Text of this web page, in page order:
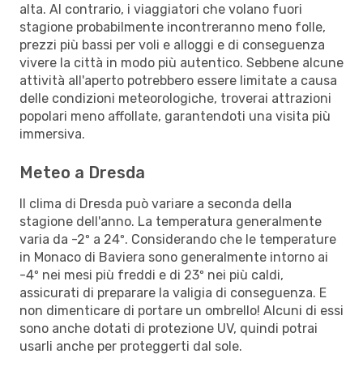
alta. Al contrario, i viaggiatori che volano fuori
stagione probabilmente incontreranno meno folle,
prezzi più bassi per voli e alloggi e di conseguenza
vivere la città in modo più autentico. Sebbene alcune
attività all'aperto potrebbero essere limitate a causa
delle condizioni meteorologiche, troverai attrazioni
popolari meno affollate, garantendoti una visita più
immersiva.
Meteo a Dresda
Il clima di Dresda può variare a seconda della
stagione dell'anno. La temperatura generalmente
varia da -2º a 24º. Considerando che le temperature
in Monaco di Baviera sono generalmente intorno ai
-4º nei mesi più freddi e di 23º nei più caldi,
assicurati di preparare la valigia di conseguenza. E
non dimenticare di portare un ombrello! Alcuni di essi
sono anche dotati di protezione UV, quindi potrai
usarli anche per proteggerti dal sole.